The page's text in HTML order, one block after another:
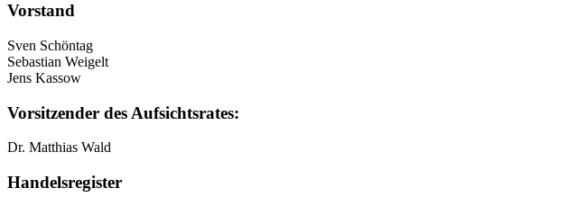
Vorstand
Sven Schöntag
Sebastian Weigelt
Jens Kassow
Vorsitzender des Aufsichtsrates:
Dr. Matthias Wald
Handelsregister